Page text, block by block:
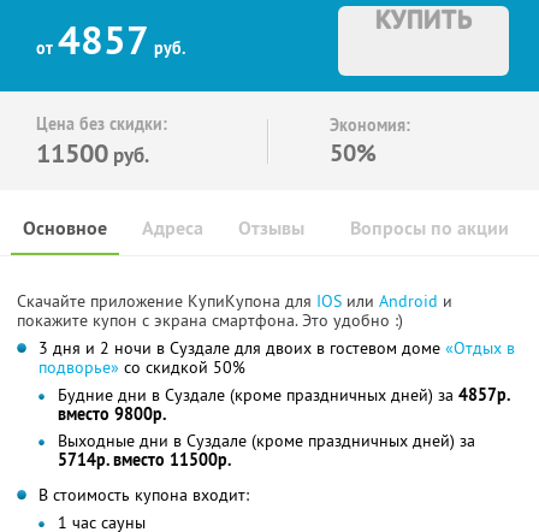
от 4857 руб.
КУПИТЬ
Цена без скидки:
11500 руб.
Экономия:
50%
Основное Отзывы Вопросы по акции
Адреса
Скачайте приложение КупиКупона для IOS или Android и
покажите купон с экрана смартфона. Это удобно :)
3 дня и 2 ночи в Суздале для двоих в гостевом доме «Отдых в
подворье» со скидкой 50%
Будние дни в Суздале (кроме праздничных дней) за 4857р.
вместо 9800р.
Выходные дни в Суздале (кроме праздничных дней) за
5714р. вместо 11500р.
В стоимость купона входит:
1 час сауны